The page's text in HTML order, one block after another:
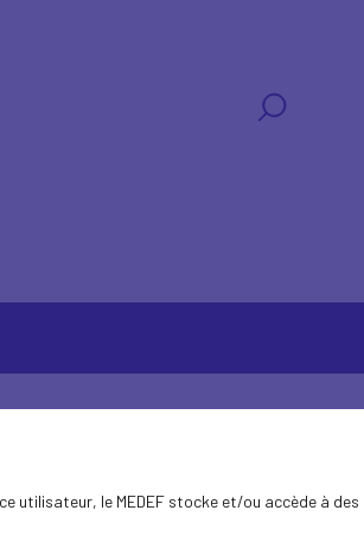
utilisateur, le MEDEF stocke et/ou accède à